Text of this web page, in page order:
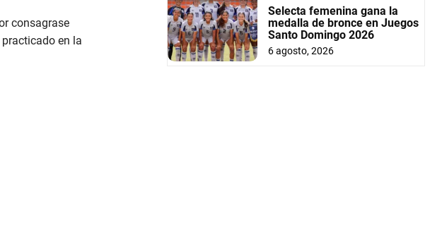
consagrase
en la
Selecta femenina gana la
medalla de bronce en Juegos
Santo Domingo 2026
6 agosto, 2026